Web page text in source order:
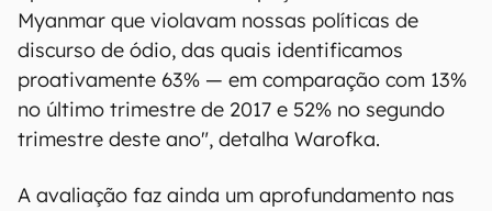
Myanmar que violavam nossas políticas de
discurso de ódio, das quais identificamos
proativamente 63% — em comparação com 13%
no último trimestre de 2017 e 52% no segundo
trimestre deste ano", detalha Warofka.
A avaliação faz ainda um aprofundamento nas